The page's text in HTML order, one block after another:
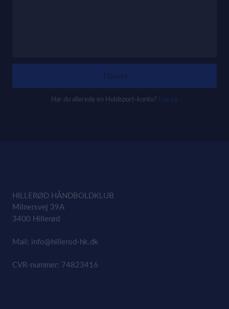
Tilmeld
Har du allerede en Holdsport-konto? Log på
HILLERØD HÅNDBOLDKLUB
Milnersvej 39A
3400 Hillerød
Mail: info@hillerod-hk.dk
CVR-nummer: 74823416